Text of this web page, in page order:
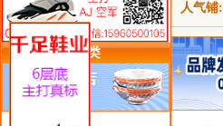
类目详细分类
人气铺: